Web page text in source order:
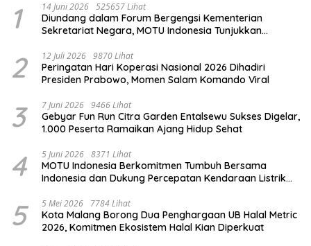
1 14 Juni 2026 525657 Lihat
Diundang dalam Forum Bergengsi Kementerian
Sekretariat Negara, MOTU Indonesia Tunjukkan
2 12 Juli 2026 9870 Lihat
Peringatan Hari Koperasi Nasional 2026 Dihadiri
Presiden Prabowo, Momen Salam Komando Viral
3 7 Juni 2026 9466 Lihat
Gebyar Fun Run Citra Garden Entalsewu Sukses Digelar,
1.000 Peserta Ramaikan Ajang Hidup Sehat
4 5 Juni 2026 8371 Lihat
MOTU Indonesia Berkomitmen Tumbuh Bersama
Indonesia dan Dukung Percepatan Kendaraan Listrik
5 5 Mei 2026 7784 Lihat
Kota Malang Borong Dua Penghargaan UB Halal Metric
2026, Komitmen Ekosistem Halal Kian Diperkuat